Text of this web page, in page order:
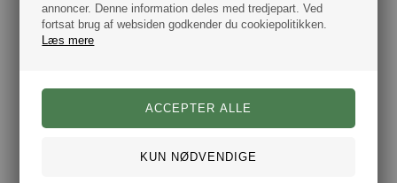
annoncer. Denne information deles med tredjepart. Ved
fortsat brug af websiden godkender du cookiepolitikken.
Læs mere